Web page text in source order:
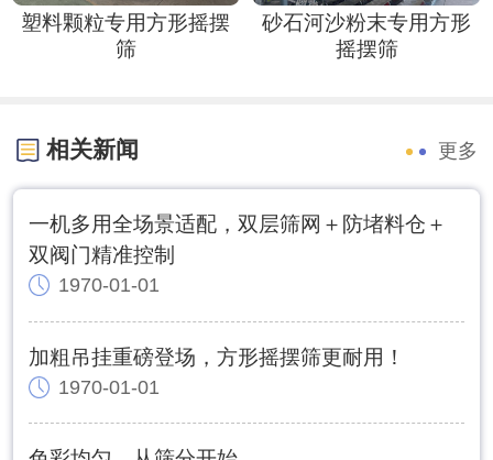
塑料颗粒专用方形摇摆
筛
砂石河沙粉末专用方形
摇摆筛
相关新闻 更多
一机多用全场景适配，双层筛网＋防堵料仓＋
双阀门精准控制
1970-01-01
加粗吊挂重磅登场，方形摇摆筛更耐用！
1970-01-01